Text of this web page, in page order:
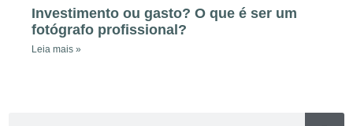
Investimento ou gasto? O que é ser um
fotógrafo profissional?
Leia mais »